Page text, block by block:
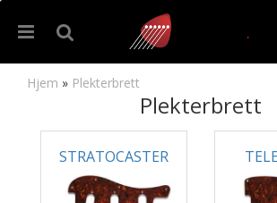
Hjem » Plekterbrett
Plekterbrett
STRATOCASTER